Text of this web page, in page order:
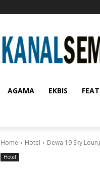
AGAMA EKBIS
Home Hotel Dewa 19 Sky
Hotel